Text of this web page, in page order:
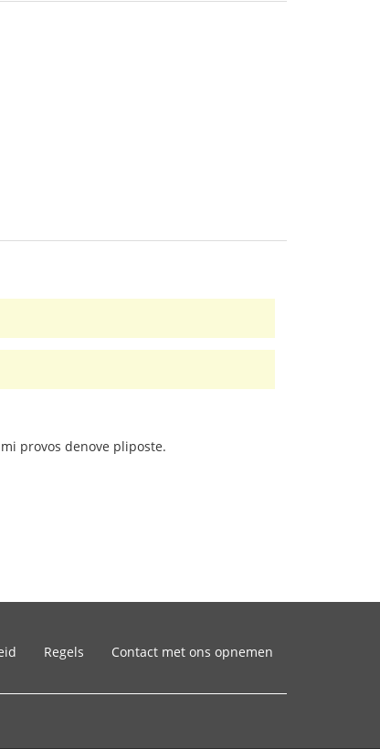
provos denove pliposte.
Regels Contact met ons opnemen